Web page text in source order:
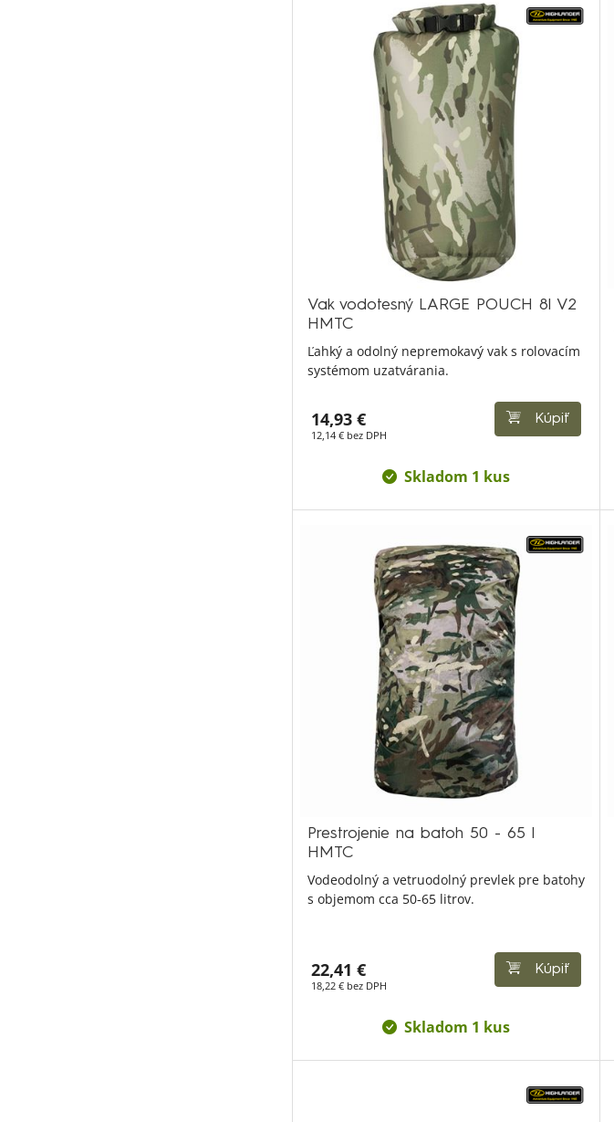
Vak vodotesný LARGE POUCH 8l V2
HMTC
Ľahký a odolný nepremokavý vak s rolovacím
systémom uzatvárania.
14,93 €
12,14 € bez DPH
Kúpiť
Skladom 1 kus
Prestrojenie na batoh 50 - 65 l
HMTC
Vodeodolný a vetruodolný prevlek pre batohy
s objemom cca 50-65 litrov.
22,41 €
18,22 € bez DPH
Kúpiť
Skladom 1 kus